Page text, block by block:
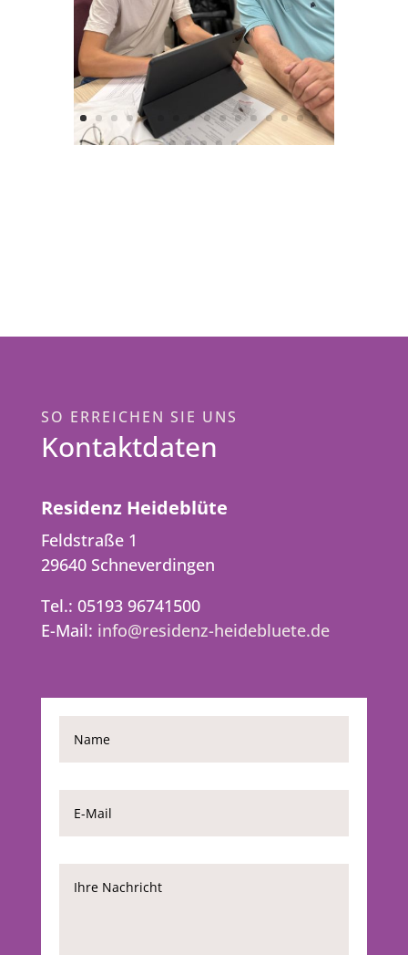
SO ERREICHEN SIE UNS
Kontaktdaten
Residenz Heideblüte
Feldstraße 1
29640 Schneverdingen
Tel.: 05193 96741500
E-Mail: info@residenz-heidebluete.de